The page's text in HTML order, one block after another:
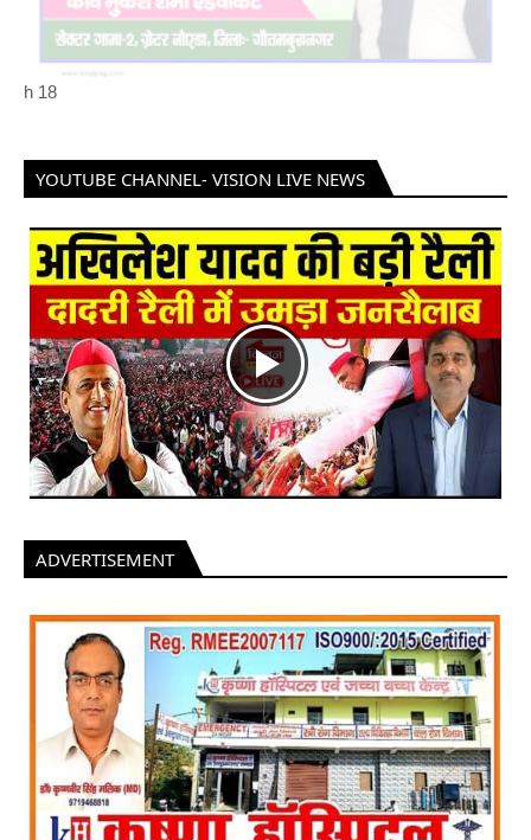
h 18
YOUTUBE CHANNEL- VISION LIVE NEWS
ADVERTISEMENT